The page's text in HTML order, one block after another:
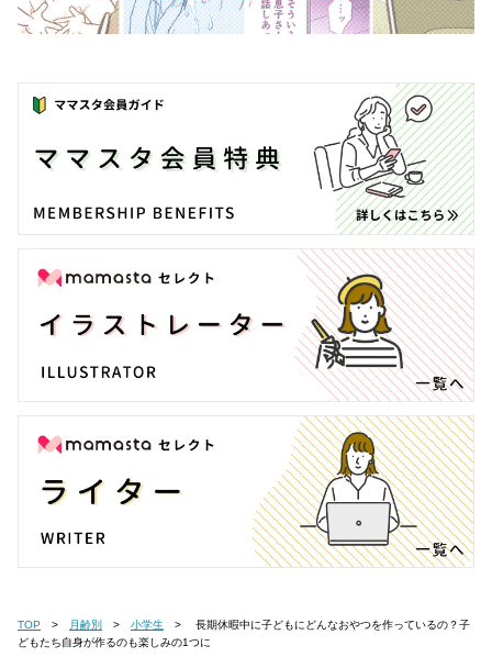
TOP 月齢別 小学生
どもたち自身が作るのも楽しみの1つに